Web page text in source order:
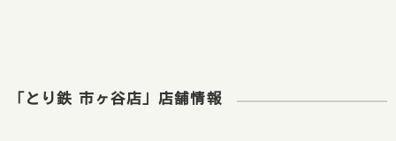
「とり鉄 市ヶ谷店」店舗情報